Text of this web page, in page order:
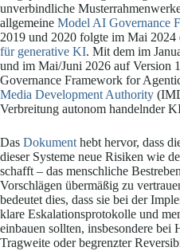
unverbindliche
allgemeine Model AI Governance
2019 und 2020 folgte im Mai 2024
für generative KI. Mit dem im
und im Mai/Juni 2026 auf Version
Governance Framework for
Media Development Authority
Verbreitung autonom handelnder
Das Dokument hebt hervor, dass
dieser Systeme neue Risiken wie
schafft – das menschliche
Vorschlägen übermäßig zu
bedeutet dies, dass sie bei der
klare Eskalationsprotokolle und
einbauen sollten, insbesondere bei
Tragweite oder begrenzter